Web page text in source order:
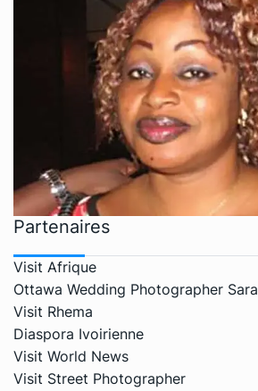
Partenaires
Visit Afrique
Ottawa Wedding Photographer Sara
Visit Rhema
Diaspora Ivoirienne
Visit World News
Visit Street Photographer